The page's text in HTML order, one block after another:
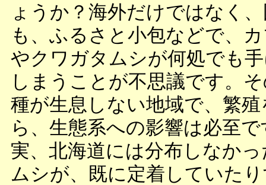
ょうか？海外だけではなく
も、ふるさと小包などで、
やクワガタムシが何処でも
しまうことが不思議です。
種が生息しない地域で、繁
ら、生態系への影響は必至
実、北海道には分布しなか
ムシが、既に定着していた